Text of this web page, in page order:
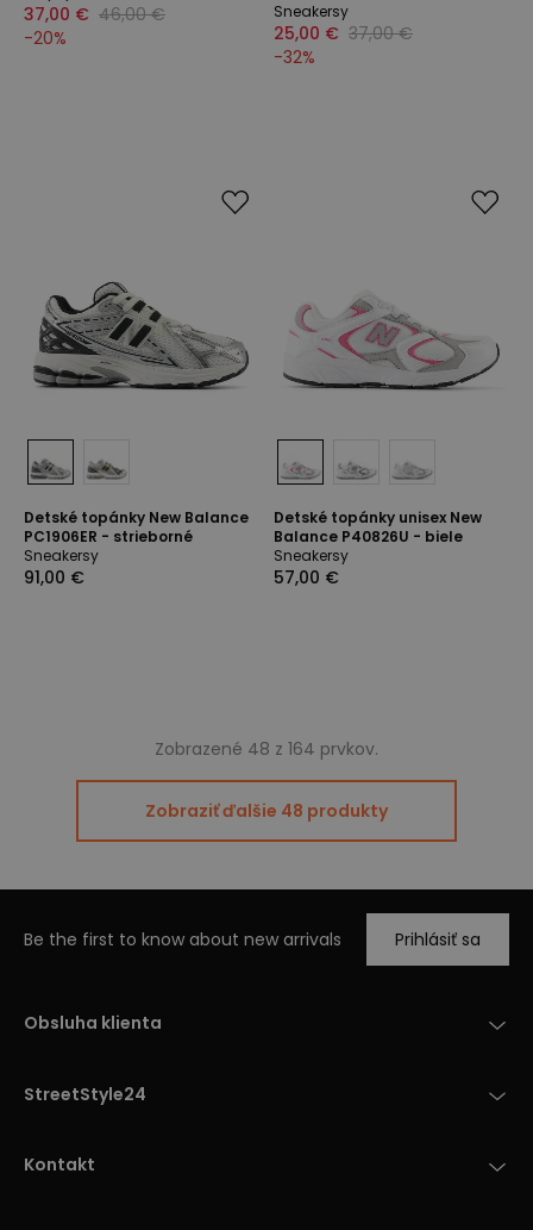
37,00 € 46,00 €
-20%
Sneakersy
25,00 € 37,00 €
-32%
Detské topánky New Balance
PC1906ER - strieborné
Sneakersy
91,00 €
Detské topánky unisex New
Balance P40826U - biele
Sneakersy
57,00 €
Zobrazené 48 z 164 prvkov.
Zobraziť ďalšie 48 produkty
Be the first to know about new arrivals Prihlásiť sa
Obsluha klienta
StreetStyle24
Kontakt